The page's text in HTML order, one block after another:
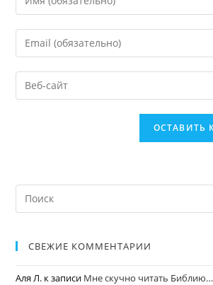
СВЕЖИЕ КОММЕНТАРИИ
Аля Л. к записи Мне скучно читать Библию…